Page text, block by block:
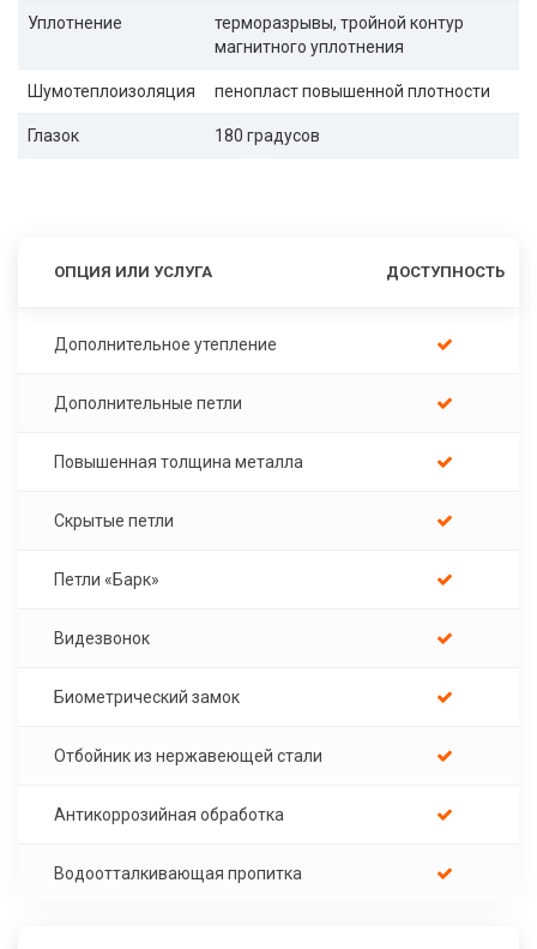
Уплотнение
терморазрывы, тройной контур
магнитного уплотнения
Шумотеплоизоляция пенопласт повышенной плотности
Глазок 180 градусов
ОПЦИЯ ИЛИ УСЛУГА ДОСТУПНОСТЬ
Дополнительное утепление
Дополнительные петли
Повышенная толщина металла
Скрытые петли
Петли «Барк»
Видезвонок
Биометрический замок
Отбойник из нержавеющей стали
Антикоррозийная обработка
Водоотталкивающая пропитка